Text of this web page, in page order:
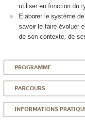
utiliser en fonction du
Elaborer le système
savoir le faire évoluer
de son contexte, de
PROGRAMME
PARCOURS
INFORMATIONS